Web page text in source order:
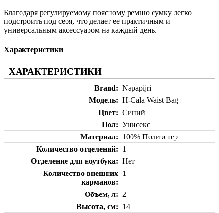
Благодаря регулируемому поясному ремню сумку легко
подстроить под себя, что делает её практичным и
универсальным аксессуаром на каждый день.
Характеристики
ХАРАКТЕРИСТИКИ
Brand
Napapijri
Модель
H-Cala Waist Bag
Цвет
Синий
Пол
Унисекс
Материал
100% Полиэстер
Количество отделений
1
Отделение для ноутбука
Нет
Количество внешних
карманов
1
Объем, л
2
Высота, см
14